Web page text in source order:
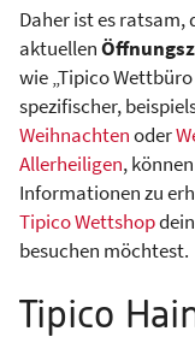
Daher ist es ratsam,
aktuellen
wie „Tipico
spezifischer,
Weihnachtenoder
Allerheiligen,
Informationen zu
Tipico Wettshop
besuchen möchtest.
Tipico